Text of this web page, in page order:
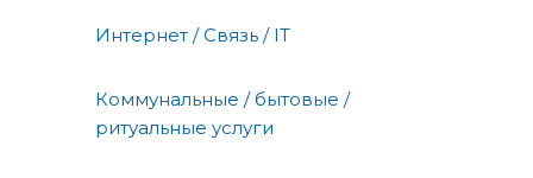
Интернет / Связь / IT
Коммунальные / бытовые /
ритуальные услуги